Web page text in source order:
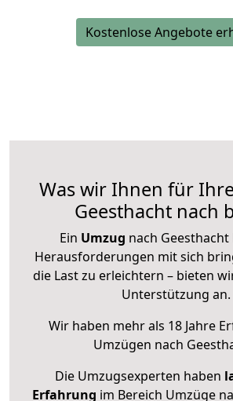
Kostenlose Angebote
Was wir Ihnen für
Geesthacht nach
Ein Umzug nach
Herausforderungen mit sich
die Last zu erleichtern – bieten
Unterstützung an.
Wir haben mehr als 18 Jahre
Umzügen nach
Die Umzugsexperten haben
Erfahrung im Bereich Umzüge